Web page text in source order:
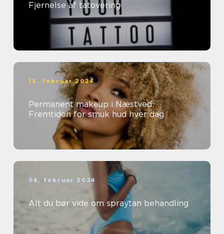
Fjernelse af tatovering
13. februar 2024
Permanent makeup i Næstved:
Fremtiden for smuk hud hver dag
08. februar 2024
Alt du bør vide om spraytan behandling